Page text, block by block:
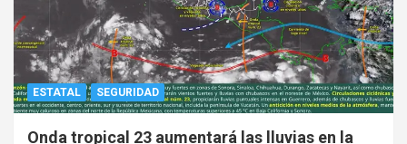
ESTATAL SEGURIDAD
Onda tropical 23 aumentará las lluvias en la